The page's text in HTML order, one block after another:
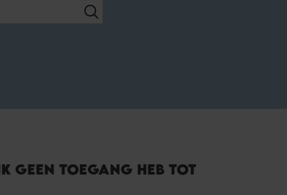
GEEN TOEGANG HEB TOT